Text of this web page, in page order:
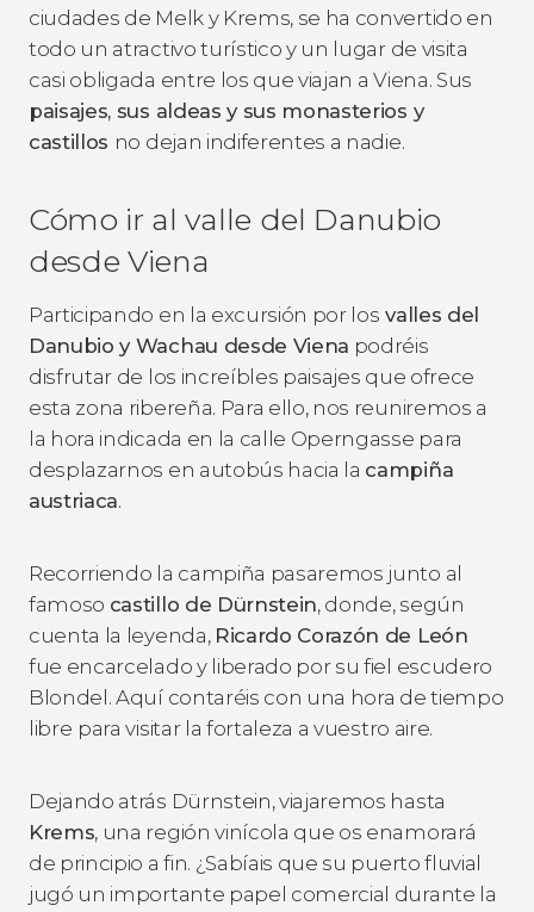
ciudades de Melk y Krems, se ha convertido en
todo un atractivo turístico y un lugar de visita
casi obligada entre los que viajan a Viena. Sus
paisajes, sus aldeas y sus monasterios y
castillos no dejan indiferentes a nadie.
Cómo ir al valle del Danubio
desde Viena
Participando en la excursión por los valles del
Danubio y Wachau desde Viena podréis
disfrutar de los increíbles paisajes que ofrece
esta zona ribereña. Para ello, nos reuniremos a
la hora indicada en la calle Operngasse para
desplazarnos en autobús hacia la campiña
austriaca.
Recorriendo la campiña pasaremos junto al
famoso castillo de Dürnstein, donde, según
cuenta la leyenda, Ricardo Corazón de León
fue encarcelado y liberado por su fiel escudero
Blondel. Aquí contaréis con una hora de tiempo
libre para visitar la fortaleza a vuestro aire.
Dejando atrás Dürnstein, viajaremos hasta
Krems, una región vinícola que os enamorará
de principio a fin. ¿Sabíais que su puerto fluvial
jugó un importante papel comercial durante la